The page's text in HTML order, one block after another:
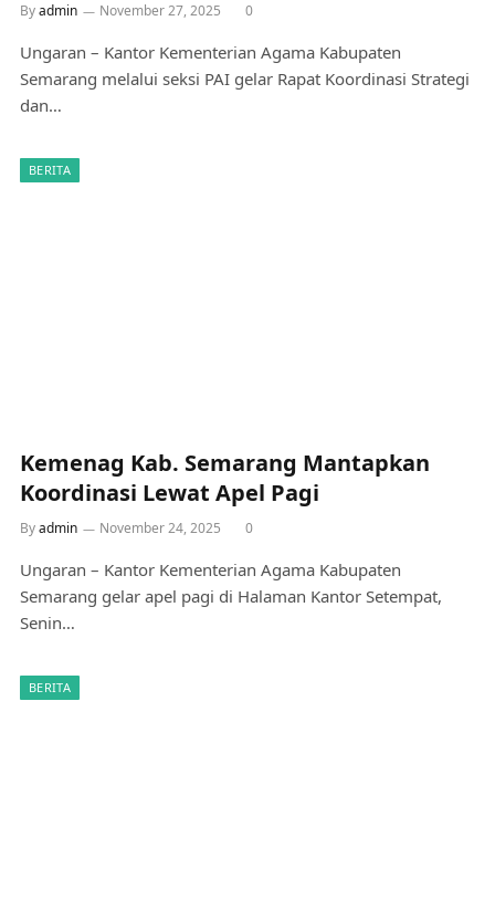
Byadmin November 27, 2025 0
Ungaran – Kantor Kementerian Agama Kabupaten
Semarang melalui seksi PAI gelar Rapat Koordinasi Strategi
dan…
BERITA
Kemenag Kab. Semarang Mantapkan
Koordinasi Lewat Apel Pagi
Byadmin November 24, 2025 0
Ungaran – Kantor Kementerian Agama Kabupaten
Semarang gelar apel pagi di Halaman Kantor Setempat,
Senin…
BERITA